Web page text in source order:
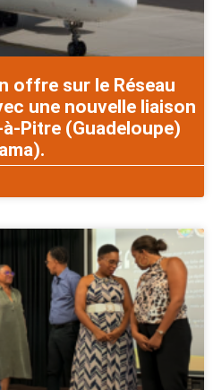
offre sur le Réseau
une nouvelle liaison
Pitre (Guadeloupe)